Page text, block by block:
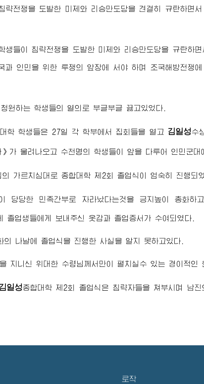
략전쟁을 도발한 미제와 리승만도당을 견결히 규탄하면
생들이 침략전쟁을 도발한 미제와 리승만도당을 규탄하
과 인민을 위한 투쟁의 앞장에 서야 하며 조국해방전쟁
원하는 학생들의 열의로 부글부글 끓고있었다.
학 학생들은 27일 각 학부에서 집회들을 열고 김일성수
가 울려나오고 수천명의 학생들이 앞을 다투어 인민군대
의 가르치심대로 종합대학 제2회 졸업식이 엄숙히 진행되
당당한 민족간부로 자라났다는것을 긍지높이 총화하
업생들에게 보내주신 옷감과 졸업증서가 수여되였다.
나날에 졸업식을 진행한 사실을 알지 못하고있다.
지니신 위대한 수령님 께서만이 펼치실수 있는 경이적인
김일성종합대학 제2회 졸업식은 침략자들을 쳐부시며 남
로작